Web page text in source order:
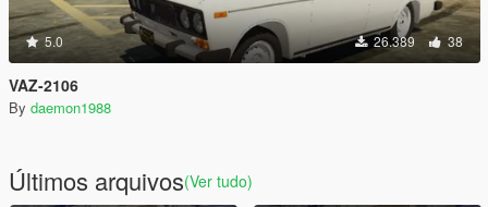
5.0 26.389 38
VAZ-2106
By daemon1988
Últimos arquivos(Ver tudo)